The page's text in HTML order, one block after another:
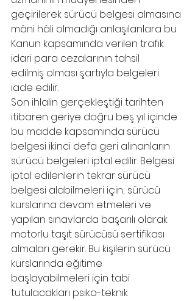
geçirilerek sürücü belgesi almasına
mâni hâli olmadığı anlaşılanlara bu
Kanun kapsamında verilen trafik
idari para cezalarının tahsil
edilmiş olması şartıyla belgeleri
iade edilir.
Son ihlalin gerçekleştiği tarihten
itibaren geriye doğru beş yıl içinde
bu madde kapsamında sürücü
belgesi ikinci defa geri alınanların
sürücü belgeleri iptal edilir. Belgesi
iptal edilenlerin tekrar sürücü
belgesi alabilmeleri için; sürücü
kurslarına devam etmeleri ve
yapılan sınavlarda başarılı olarak
motorlu taşıt sürücüsü sertifikası
almaları gerekir. Bu kişilerin sürücü
kurslarında eğitime
başlayabilmeleri için tabi
tutulacakları psiko-teknik